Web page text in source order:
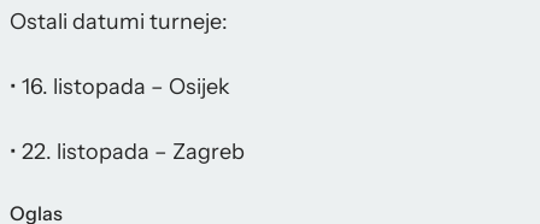
Ostali datumi turneje:
• 16. listopada – Osijek
• 22. listopada – Zagreb
Oglas